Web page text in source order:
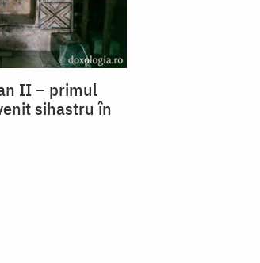
II – primul
sihastru în